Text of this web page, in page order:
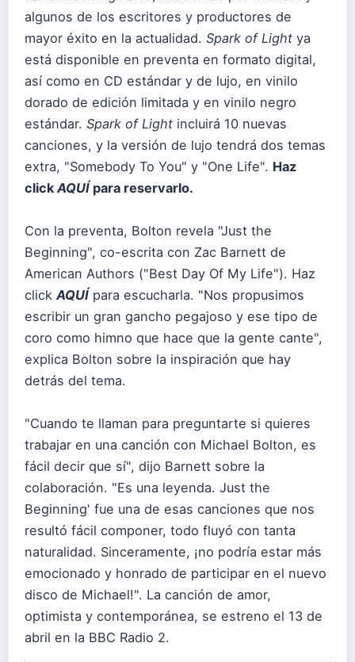
algunos de los escritores y productores de
mayor éxito en la actualidad. Spark of Light ya
está disponible en preventa en formato digital,
así como en CD estándar y de lujo, en vinilo
dorado de edición limitada y en vinilo negro
estándar. Spark of Light incluirá 10 nuevas
canciones, y la versión de lujo tendrá dos temas
extra, "Somebody To You" y "One Life". Haz
click AQUÍ para reservarlo.
Con la preventa, Bolton revela "Just the
Beginning", co-escrita con Zac Barnett de
American Authors ("Best Day Of My Life"). Haz
click AQUÍ para escucharla. "Nos propusimos
escribir un gran gancho pegajoso y ese tipo de
coro como himno que hace que la gente cante",
explica Bolton sobre la inspiración que hay
detrás del tema.
"Cuando te llaman para preguntarte si quieres
trabajar en una canción con Michael Bolton, es
fácil decir que sí", dijo Barnett sobre la
colaboración. "Es una leyenda. Just the
Beginning' fue una de esas canciones que nos
resultó fácil componer, todo fluyó con tanta
naturalidad. Sinceramente, ¡no podría estar más
emocionado y honrado de participar en el nuevo
disco de Michael!". La canción de amor,
optimista y contemporánea, se estreno el 13 de
abril en la BBC Radio 2.